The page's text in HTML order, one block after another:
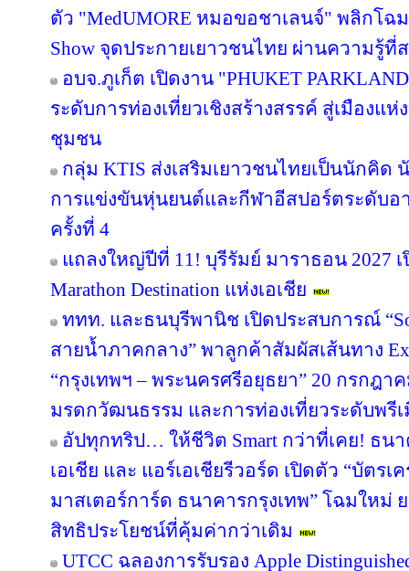
ตัว "MedUMORE หมอขอชาเลนจ์" พลิกโฉม
Show จุดประกายเยาวชนไทย ผ่านความรู้ที่
อบจ.ภูเก็ต เปิดงาน "PHUKET
ระดับการท่องเที่ยวเชิงสร้างสรรค์ สู่เมืองแ
ชุมชน
กลุ่ม KTIS ส่งเสริมเยาวชนไทยเป็นนักคิด
การแข่งขันหุ่นยนต์และกีฬาอีสปอร์ตระดับอ
ครั้งที่ 4
แถลงใหญ่ปีที่ 11! บุรีรัมย์ มาราธอน 2027
Marathon Destination แห่งเอเชีย
ททท. และธนบุรีพานิช เปิดประสบการณ์
สายน้ำภาคกลาง” พาลูกค้าสัมผัสเส้นทาง
“กรุงเทพฯ – พระนครศรีอยุธยา” 20 กรกฎ
มรดกวัฒนธรรม และการท่องเที่ยวระดับพรี
อัปทุกทริป… ให้ชีวิต Smart กว่าที่เคย! ธน
เอเชีย และ แอร์เอเชียรีวอร์ด เปิดตัว “บัตร
มาสเตอร์การ์ด ธนาคารกรุงเทพ” โฉมใหม่
สิทธิประโยชน์ที่คุ้มค่ากว่าเดิม
UTCC ฉลองการรับรอง Apple